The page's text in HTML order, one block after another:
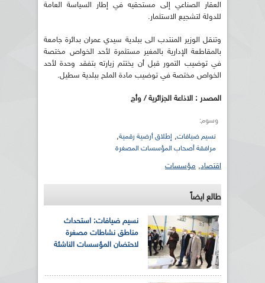
العقار الصناعي إلى مستحقيه في إطار السياسة العامة
للدولة لتشجيع الاستثمار.
وتنقل الوزير المنتدب الى ببلدية سيدي عمران بدائرة جامعة
بالمقاطعة الإدارية بالمغير مستثمرة لأحد الخواص مختصة
في توضيب التمور قبل أن يختتم زيارته بتفقد وحدة لأحد
الخواص مختصة في توضيب مادة الملح ببلدية سطيل.
المصدر : الاذاعة الجزائرية / وأج
وسوم:
نسيم ضيافات, إطلاق أرضية رقمية,
مرافقة أصحاب المؤسسات المصغرة
اقتصاد, مؤسسات
طالع ايضاً
نسيم ضيافات: استحداث
مناطق نشاطات مصغرة
لاحتضان المؤسسات الناشئة